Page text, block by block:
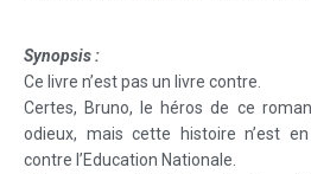
Synopsis :
Ce livre n’est pas un livre contre.
Certes, Bruno, le héros de ce
odieux, mais cette histoire n’est
contre l’Education Nationale.